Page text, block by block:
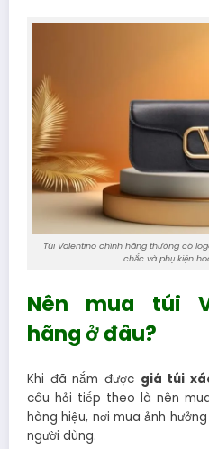
Túi Valentino chính hãng thường có
chắc và phụ kiện
Nên mua túi
hãng ở đâu?
Khi đã nắm được giá túi
câu hỏi tiếp theo là nên
hàng hiệu, nơi mua ảnh
người dùng.